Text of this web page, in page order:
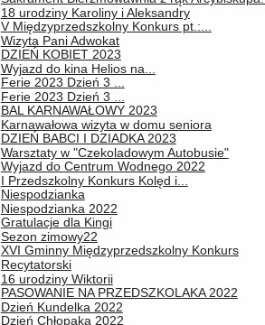
18 urodziny Karoliny i Aleksandry
V Międzyprzedszkolny Konkurs pt.:...
Wizyta Pani Adwokat
DZIEŃ KOBIET 2023
Wyjazd do kina Helios na...
Ferie 2023 Dzień 3 ...
Ferie 2023 Dzień 3 ...
BAL KARNAWAŁOWY 2023
Karnawałowa wizyta w domu seniora
DZIEŃ BABCI I DZIADKA 2023
Warsztaty w "Czekoladowym Autobusie"
Wyjazd do Centrum Wodnego 2022
I Przedszkolny Konkurs Kolęd i...
Niespodzianka
Niespodzianka 2022
Gratulacje dla Kingi
Sezon zimowy22
XVI Gminny Międzyprzedszkolny Konkurs
Recytatorski
16 urodziny Wiktorii
PASOWANIE NA PRZEDSZKOLAKA 2022
Dzień Kundelka 2022
Dzień Chłopaka 2022